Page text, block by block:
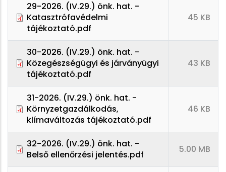
29-2026. (IV.29.) önk. hat. -
Katasztrófavédelmi
tájékoztató.pdf
45 KB
30-2026. (IV.29.) önk. hat. -
Közegészségügyi és járványügyi
tájékoztató.pdf
43 KB
31-2026. (IV.29.) önk. hat. -
Környzetgazdálkodás,
klímaváltozás tájékoztató.pdf
46 KB
32-2026. (IV.29.) önk. hat. -
Belső ellenőrzési jelentés.pdf
5.00 MB